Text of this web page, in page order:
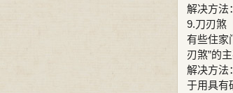
解决方法
9.刀刃煞
有些住家
刃煞”的
解决方法
于用具有